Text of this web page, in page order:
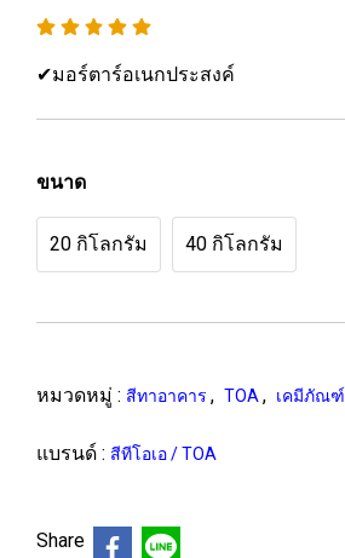
✔มอร์ตาร์อเนกประสงค์
ขนาด
20 กิโลกรัม 40 กิโลกรัม
หมวดหมู่ : สีทาอาคาร , TOA , เคมีภัณฑ์
แบรนด์ : สีทีโอเอ / TOA
Share